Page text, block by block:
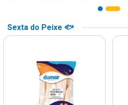
Sexta do Peixe 🐟